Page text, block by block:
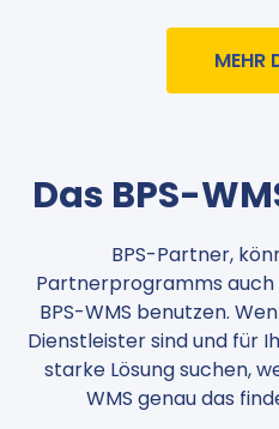
MEHR
Das BPS-
BPS-Partner,
Partnerprogramms auch
BPS-WMS benutzen.
Dienstleister sind und für
starke Lösung suchen,
WMS genau das